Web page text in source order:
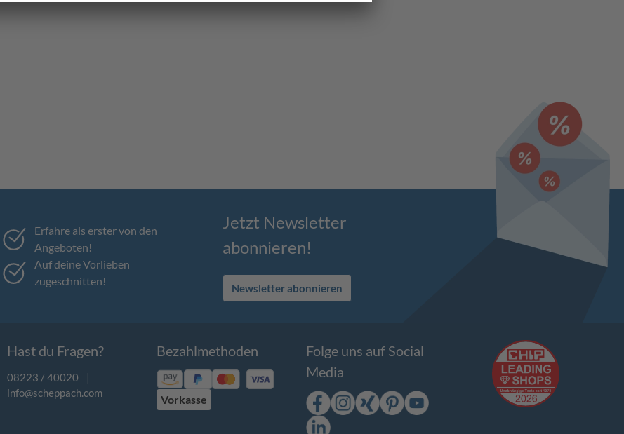
Erfahre als erster von den
Angeboten!
Auf deine Vorlieben
zugeschnitten!
Jetzt Newsletter
abonnieren!
Newsletter abonnieren
Hast du Fragen?
08223 / 40020
|
info@scheppach.com
Bezahlmethoden
Vorkasse
Folge uns auf Social
Media